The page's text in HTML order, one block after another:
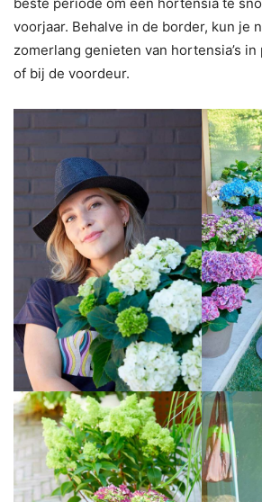
voorjaar. Behalve in de border, kun je
zomerlang genieten van hortensia’s
of bij de voordeur.